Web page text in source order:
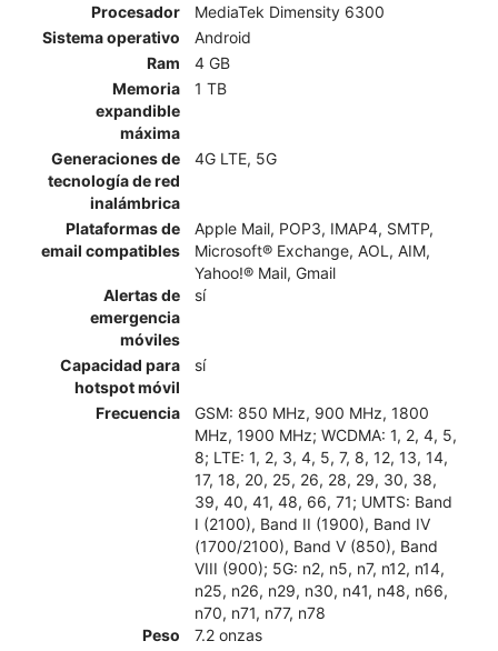
Procesador
MediaTek Dimensity 6300
Sistema operativo
Android
Ram
4 GB
Memoria
expandible
máxima
1 TB
Generaciones de
tecnología de red
inalámbrica
4G LTE, 5G
Plataformas de
email compatibles
Apple Mail, POP3, IMAP4, SMTP,
Microsoft® Exchange, AOL, AIM,
Yahoo!® Mail, Gmail
Alertas de
emergencia
móviles
sí
Capacidad para
hotspot móvil
sí
Frecuencia
GSM: 850 MHz, 900 MHz, 1800
MHz, 1900 MHz; WCDMA: 1, 2, 4, 5,
8; LTE: 1, 2, 3, 4, 5, 7, 8, 12, 13, 14,
17, 18, 20, 25, 26, 28, 29, 30, 38,
39, 40, 41, 48, 66, 71; UMTS: Band
I (2100), Band II (1900), Band IV
(1700/2100), Band V (850), Band
VIII (900); 5G: n2, n5, n7, n12, n14,
n25, n26, n29, n30, n41, n48, n66,
n70, n71, n77, n78
Peso
7.2 onzas